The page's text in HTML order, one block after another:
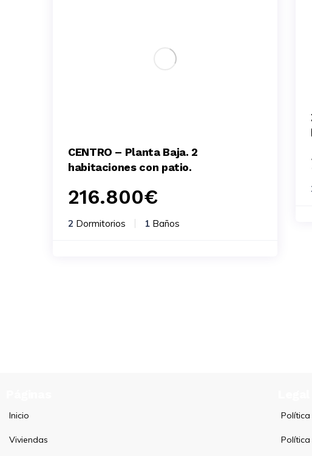
CENTRO – Planta Baja. 2
habitaciones con patio.
216.800€
2 Dormitorios 1 Baños
Inicio
Viviendas